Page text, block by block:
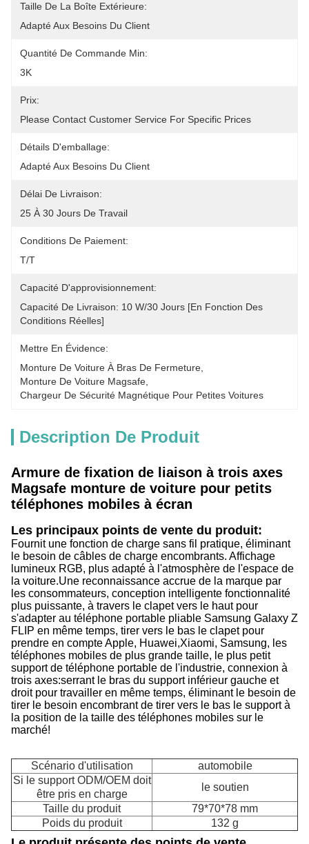
Taille De La Boîte Extérieure:
Adapté Aux Besoins Du Client
Quantité De Commande Min:
3K
Prix:
Please Contact Customer Service For Specific Prices
Détails D'emballage:
Adapté Aux Besoins Du Client
Délai De Livraison:
25 À 30 Jours De Travail
Conditions De Paiement:
T/T
Capacité D'approvisionnement:
Capacité De Livraison: 10 W/30 Jours [en Fonction Des
Conditions Réelles]
Mettre En Évidence:
Monture De Voiture À Bras De Fermeture
Monture De Voiture Magsafe
Chargeur De Sécurité Magnétique Pour Petites Voitures
Description De Produit
Armure de fixation de liaison à trois axes
Magsafe monture de voiture pour petits
téléphones mobiles à écran
Les principaux points de vente du produit:
Fournit une fonction de charge sans fil pratique, éliminant
le besoin de câbles de charge encombrants. Affichage
lumineux RGB, plus adapté à l'atmosphère de l'espace de
la voiture.Une reconnaissance accrue de la marque par
les consommateurs, conception intelligente fonctionnalité
plus puissante, à travers le clapet vers le haut pour
s'adapter au téléphone portable pliable Samsung Galaxy Z
FLIP en même temps, tirer vers le bas le clapet pour
prendre en compte Apple, Huawei,Xiaomi, Samsung, les
téléphones mobiles de plus grande taille, le plus petit
support de téléphone portable de l'industrie, connexion à
trois axes:serrant le bras du support inférieur gauche et
droit pour travailler en même temps, éliminant le besoin de
tirer le besoin encombrant de tirer vers le bas le support à
la position de la taille des téléphones mobiles sur le
marché!
Scénario d'utilisation
automobile
Si le support ODM/OEM doit
être pris en charge
le soutien
Taille du produit
79*70*78 mm
Poids du produit
132 g